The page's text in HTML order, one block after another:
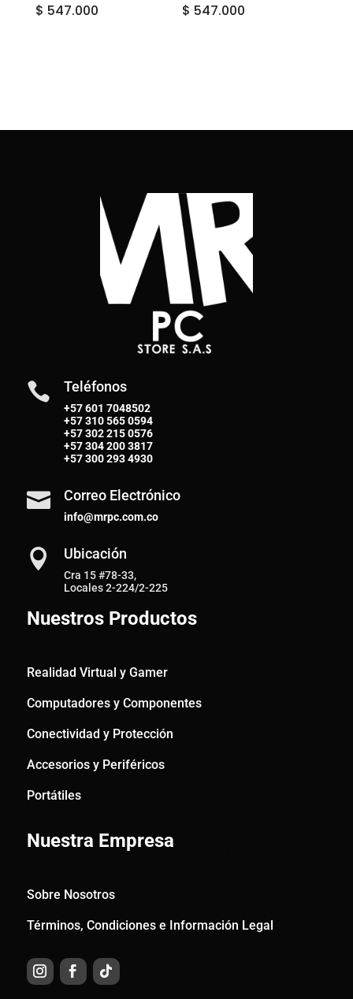
$ 547.000
$ 547.000
 Teléfonos
+57 601 7048502
+57310 565 0594
+57302 215 0576
+57304 200 3817
+57300 293 4930
 Correo Electrónico
info@mrpc.com.co
 Ubicación
Cra 15 #78-33,
Locales 2-224/2-225
Nuestros Productos
Realidad Virtual y Gamer
Computadores y Componentes
Conectividad y Protección
Accesorios y Periféricos
Portátiles
Nuestra Empresa
Sobre Nosotros
Términos, Condiciones e Información Legal